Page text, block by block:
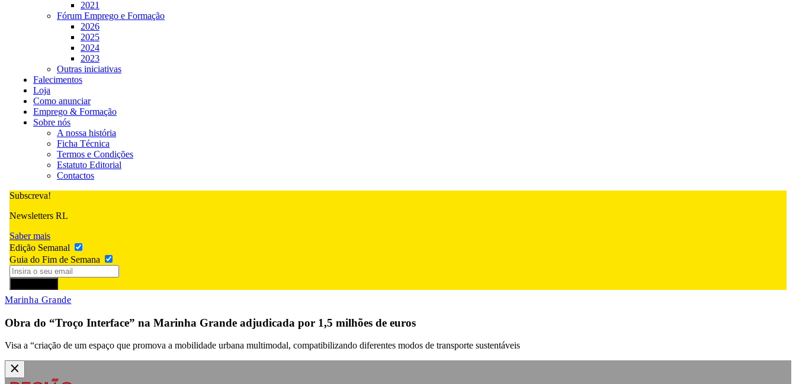
2021
Fórum Emprego e Formação
2026
2025
2024
2023
Outras iniciativas
Falecimentos
Loja
Como anunciar
Emprego & Formação
Sobre nós
A nossa história
Ficha Técnica
Termos e Condições
Estatuto Editorial
Contactos
Subscreva!
Newsletters RL
Saber mais
Edição Semanal
Guia do Fim de Semana
Marinha Grande
Obra do “Troço Interface” na Marinha Grande adjudicada por 1,5 milhões de euros
Visa a “criação de um espaço que promova a mobilidade urbana multimodal, compatibilizando diferentes modos de transporte sustentáveis